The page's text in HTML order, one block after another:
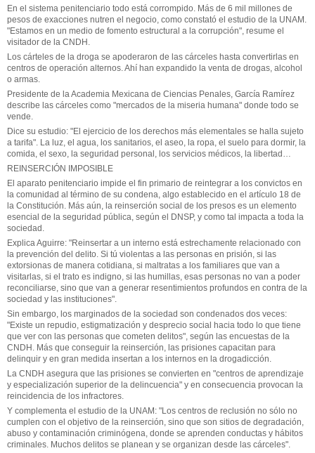
En el sistema penitenciario todo está corrompido. Más de 6 mil millones de
pesos de exacciones nutren el negocio, como constató el estudio de la UNAM.
"Estamos en un medio de fomento estructural a la corrupción", resume el
visitador de la CNDH.
Los cárteles de la droga se apoderaron de las cárceles hasta convertirlas en
centros de operación alternos. Ahí han expandido la venta de drogas, alcohol
o armas.
Presidente de la Academia Mexicana de Ciencias Penales, García Ramírez
describe las cárceles como "mercados de la miseria humana" donde todo se
vende.
Dice su estudio: "El ejercicio de los derechos más elementales se halla sujeto
a tarifa". La luz, el agua, los sanitarios, el aseo, la ropa, el suelo para dormir, la
comida, el sexo, la seguridad personal, los servicios médicos, la libertad…
REINSERCIÓN IMPOSIBLE
El aparato penitenciario impide el fin primario de reintegrar a los convictos en
la comunidad al término de su condena, algo establecido en el artículo 18 de
la Constitución. Más aún, la reinserción social de los presos es un elemento
esencial de la seguridad pública, según el DNSP, y como tal impacta a toda la
sociedad.
Explica Aguirre: "Reinsertar a un interno está estrechamente relacionado con
la prevención del delito. Si tú violentas a las personas en prisión, si las
extorsionas de manera cotidiana, si maltratas a los familiares que van a
visitarlas, si el trato es indigno, si las humillas, esas personas no van a poder
reconciliarse, sino que van a generar resentimientos profundos en contra de la
sociedad y las instituciones".
Sin embargo, los marginados de la sociedad son condenados dos veces:
"Existe un repudio, estigmatización y desprecio social hacia todo lo que tiene
que ver con las personas que cometen delitos", según las encuestas de la
CNDH. Más que conseguir la reinserción, las prisiones capacitan para
delinquir y en gran medida insertan a los internos en la drogadicción.
La CNDH asegura que las prisiones se convierten en "centros de aprendizaje
y especialización superior de la delincuencia" y en consecuencia provocan la
reincidencia de los infractores.
Y complementa el estudio de la UNAM: "Los centros de reclusión no sólo no
cumplen con el objetivo de la reinserción, sino que son sitios de degradación,
abuso y contaminación criminógena, donde se aprenden conductas y hábitos
criminales. Muchos delitos se planean y se organizan desde las cárceles".